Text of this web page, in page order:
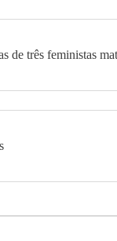
de três feministas